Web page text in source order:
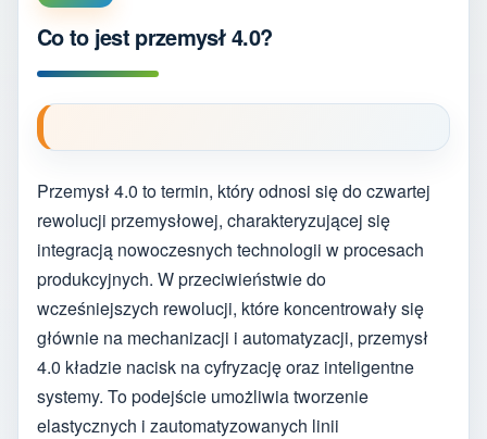
Co to jest przemysł 4.0?
Przemysł 4.0 to termin, który odnosi się do czwartej
rewolucji przemysłowej, charakteryzującej się
integracją nowoczesnych technologii w procesach
produkcyjnych. W przeciwieństwie do
wcześniejszych rewolucji, które koncentrowały się
głównie na mechanizacji i automatyzacji, przemysł
4.0 kładzie nacisk na cyfryzację oraz inteligentne
systemy. To podejście umożliwia tworzenie
elastycznych i zautomatyzowanych linii